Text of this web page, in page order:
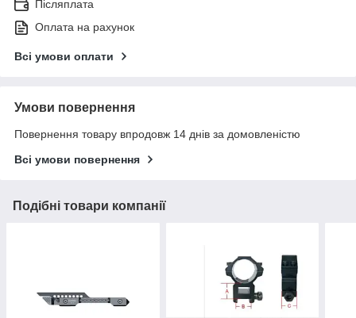
Післяплата
Оплата на рахунок
Всі умови оплати
Умови повернення
Повернення товару впродовж 14 днів за домовленістю
Всі умови повернення
Подібні товари компанії